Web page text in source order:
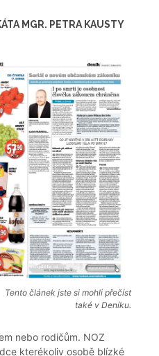
MGR. PETRA KAUSTY
Tento článek jste si mohli přečíst
také v Deníku.
nebo rodičům. NOZ
kterékoliv osobě blízké